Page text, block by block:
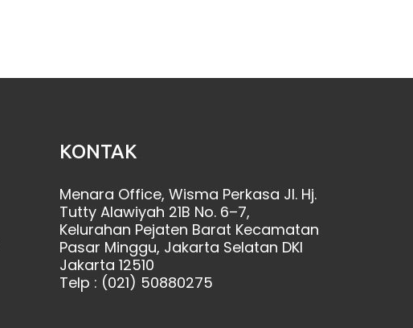
KONTAK
Menara Office, Wisma Perkasa Jl. Hj.
Tutty Alawiyah 21B No. 6–7,
Kelurahan Pejaten Barat Kecamatan
Pasar Minggu, Jakarta Selatan DKI
Jakarta 12510
Telp : (021) 50880275